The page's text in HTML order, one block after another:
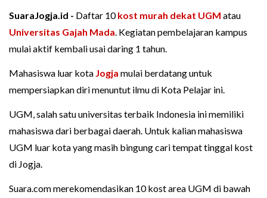
SuaraJogja.id - Daftar 10kost murah dekat UGM atau
Universitas Gajah Mada. Kegiatan pembelajaran kampus
mulai aktif kembali usai daring 1 tahun.
Mahasiswa luar kota Jogja mulai berdatang untuk
mempersiapkan diri menuntut ilmu di Kota Pelajar ini.
UGM, salah satu universitas terbaik Indonesia ini memiliki
mahasiswa dari berbagai daerah. Untuk kalian mahasiswa
UGM luar kota yang masih bingung cari tempat tinggal kost
di Jogja.
Suara.com merekomendasikan 10 kost area UGM di bawah